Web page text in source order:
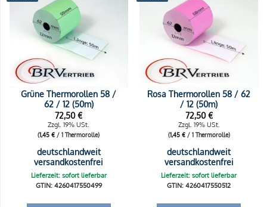
Grüne Thermorollen 58 /
62 / 12 (50m)
72,50€
Zzgl. 19% USt.
(1,45€ / 1 Thermorolle)
deutschlandweit
versandkostenfrei
Lieferzeit: sofort lieferbar
GTIN: 4260417550499
Rosa Thermorollen 58 / 62
/ 12 (50m)
72,50€
Zzgl. 19% USt.
(1,45 €/ 1 Thermorolle)
deutschlandweit
versandkostenfrei
Lieferzeit: sofort lieferbar
GTIN: 4260417550512